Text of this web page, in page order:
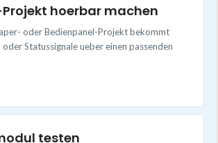
hoerbar machen
oder Bedienpanel-Projekt bekommt
Statussignale ueber einen passenden
testen